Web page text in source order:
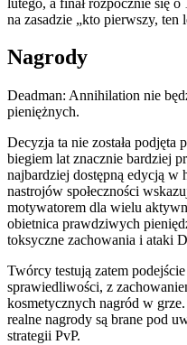
na zasadzie „kto pierwszy, ten
Nagrody
Deadman: Annihilation nie
pieniężnych.
Decyzja ta nie została podjęta
biegiem lat znacznie bardziej
najbardziej dostępną edycją w
nastrojów społeczności
motywatorem dla wielu
obietnica prawdziwych
toksyczne zachowania i ataki
Twórcy testują zatem
sprawiedliwości, z
kosmetycznych nagród w
realne nagrody są brane pod
strategii PvP.